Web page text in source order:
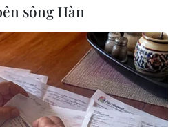
khắc phục hậu quả sau
sông Hàn